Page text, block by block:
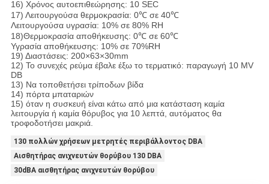
16) Χρόνος αυτοεπιθεώρησης: 10 SEC
17) Λειτουργούσα θερμοκρασία: 0℃ σε 40℃
Λειτουργούσα υγρασία: 10% σε 80% RH
18)Θερμοκρασία αποθήκευσης: 0℃ σε 60℃
Υγρασία αποθήκευσης: 10% σε 70%RH
19) Διαστάσεις: 200×63×30mm
12) Το συνεχές ρεύμα έβαλε έξω το τερματικό: παραγωγή 10 MV
DB
13) Να τοποθετήσει τρίποδων βίδα
14) πόρτα μπαταριών
15) όταν η συσκευή είναι κάτω από μια κατάσταση καμία
λειτουργία ή καμία θόρυβος για 10 λεπτά, αυτόματος θα
τροφοδοτήσει μακριά.
130 πολλών χρήσεων μετρητές περιβάλλοντος DBA
Αισθητήρας ανιχνευτών θορύβου 130 DBA
30dBA αισθητήρας ανιχνευτών θορύβου